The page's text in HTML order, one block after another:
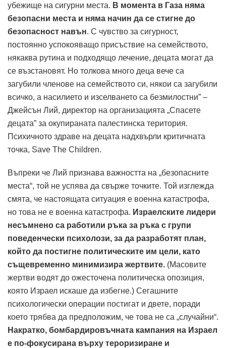
убежище на сигурни места. В момента в Газа няма
безопасни места и няма начин да се стигне до
безопасност навън. С чувство за сигурност,
постоянно успокояващо присъствие на семейството,
някаква рутина и подходящо лечение, децата могат да
се възстановят. Но толкова много деца вече са
загубили членове на семейството си, някои са загубили
всичко, а насилието и изселването са безмилостни” –
Джейсън Лий, директор на организацията „Спасете
децата” за окупираната палестинска територия.
Психичното здраве на децата надхвърли критичната
точка, Save The Children.
Въпреки че Лий признава важността на „безопасните
места“, той не успява да свърже точките. Той изглежда
смята, че настоящата ситуация е военна катастрофа,
но това не е военна катастрофа. Израелските лидери
несъмнено са работили ръка за ръка с групи
поведенчески психолози, за да разработят план,
който да постигне политическите им цели, като
същевременно минимизира жертвите. (Масовите
жертви водят до ожесточена политическа опозиция,
която Израел искаше да избегне.) Сегашните
психологически операции постигат и двете, поради
което трябва да предположим, че това не са „случайни“.
Накратко, бомбардировъчната кампания на Израел
е по-фокусирана върху тероризиране и